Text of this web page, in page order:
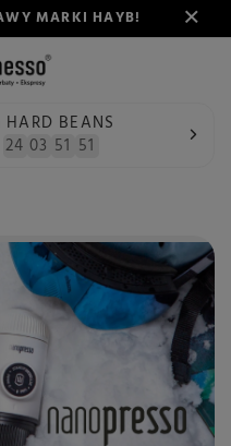
MARKI HAYB!
BEANS
24 03 51 50